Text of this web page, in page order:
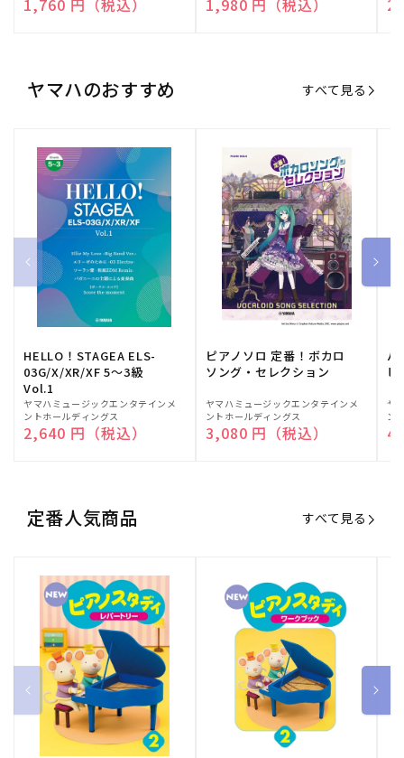
売
売
売
ヤマハのおすすめ すべて見る
HELLO！STAGEA ELS-
03G/X/XR/XF 5～3級
Vol.1
販
売
元:
ヤマハミュージックエンタテインメ
ントホールディングス
通常価格
2,640 円（税込）
ピアノソロ 定番！ボカロ
ソング・セレクション
販
売
元:
ヤマハミュージックエンタテインメ
ントホールディングス
通常価格
3,080 円（税込）
バ
ヒ
販
売
ヤ
ン
定番人気商品 すべて見る